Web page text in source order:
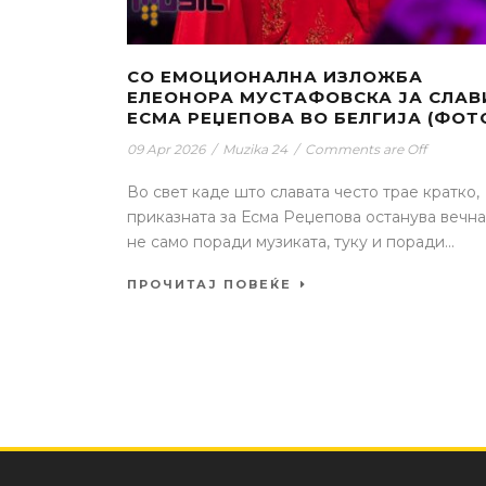
СО ЕМОЦИОНАЛНА ИЗЛОЖБА
ЕЛЕОНОРА МУСТАФОВСКА ЈА
ЕСМА РЕЏЕПОВА ВО БЕЛГИЈА
09 Apr 2026 / Muzika 24 / Comments are Off
Во свет каде што славата често трае кратко,
приказната за Есма Реџепова останува
не само поради музиката, туку и поради...
ПРОЧИТАЈ ПОВЕЌЕ